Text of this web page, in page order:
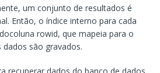
um conjunto de resultados é
Então, o índice interno para cada
rowid, que mapeia para o
são gravados.